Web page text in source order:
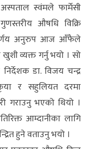
स्वंमले फार्मेसी
औषधि विक्रि
अनुरुप आज आँफैले
व्यक्त गर्नु भयो । सो
डा. विजय चन्द्र
र सहुलियत दरमा
गराउनु भएको थियो ।
आम्दानीका लागि
हुने वताउनु भयो ।